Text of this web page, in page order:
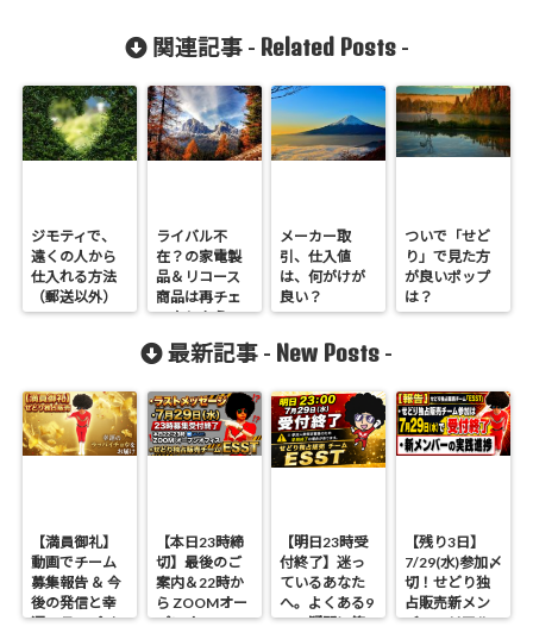
関連記事 - Related Posts-
ジモティで、
遠くの人から
仕入れる方法
（郵送以外）
ライバル不
在？の家電製
品＆リコース
商品は再チェ
ックしよう。
メーカー取
引、仕入値
は、何がけが
良い？
ついで「せど
り」で見た方
が良いポップ
は？
最新記事 - New Posts -
【満員御礼】
動画でチーム
募集報告 ＆ 今
後の発信と幸
運のラッパイ
【本日23時締
切】最後のご
案内＆22時か
ら ZOOMオー
プンオフィス
【明日23時受
付終了】迷っ
ているあなた
へ。よくある9
つの疑問に答
【残り3日】
7/29(水)参加〆
切！せどり独
占販売新メン
バーのリアル